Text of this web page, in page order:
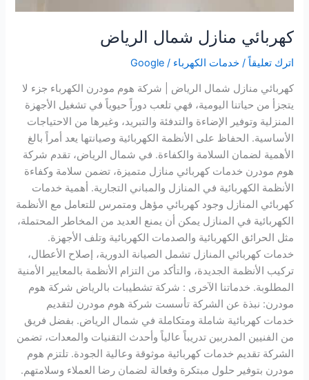
كهربائي منازل شمال الرياض
اترك تعليقاً / خدمات الكهرباء/
Google
كهربائي منازل شمال الرياض | شركة هوم مودرن الكهرباء جزء لا
يتجزأ من حياتنا اليومية، فهي تلعب دوراً حيوياً في تشغيل الأجهزة
المنزلية وتوفير الإضاءة والتدفئة والتبريد، وغيرها من الاحتياجات
الأساسية. الحفاظ على الأنظمة الكهربائية وصيانتها يعد أمراً بالغ
الأهمية لضمان السلامة والكفاءة. في شمال الرياض، تقدم شركة
هوم مودرن خدمات كهربائي منازل متميزة، تضمن سلامة وكفاءة
الأنظمة الكهربائية في المنازل والمباني التجارية. أهمية خدمات
كهربائي المنازل وجود كهربائي مؤهل ومتمرس للتعامل مع الأنظمة
الكهربائية في المنازل يمكن أن يمنع العديد من المخاطر المحتملة،
مثل الحرائق الكهربائية والصدمات الكهربائية وتلف الأجهزة.
خدمات كهربائي المنازل تشمل الصيانة الدورية، إصلاح الأعطال،
تركيب الأنظمة الجديدة، والتأكد من التزام الأنظمة بالمعايير الأمنية
المطلوبة. خدماتنا الآخرى : شركة تشطيبات بالرياض شركة هوم
مودرن: نبذة عن الشركة تأسست شركة هوم مودرن لتقديم
خدمات كهربائية شاملة ومتكاملة في شمال الرياض. بفضل فريق
من الفنيين المدربين تدريباً عالياً وأحدث التقنيات والمعدات، تضمن
الشركة تقديم خدمات كهربائية موثوقة وعالية الجودة. تلتزم هوم
مودرن بتوفير حلول مبتكرة وفعالة لضمان رضا العملاء وسلامتهم.